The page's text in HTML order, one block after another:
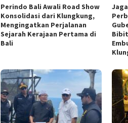
Perindo Bali Awali Road Show
Konsolidasi dari Klungkung,
Mengingatkan Perjalanan
Sejarah Kerajaan Pertama di
Bali